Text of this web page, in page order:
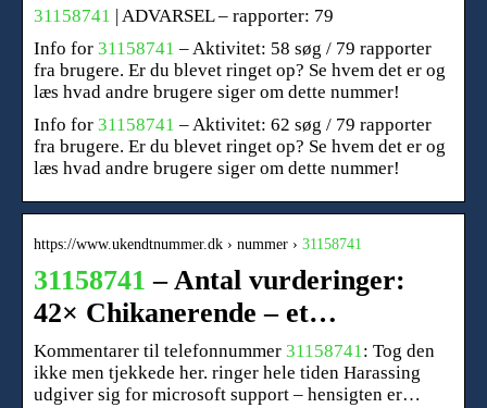
31158741 | ADVARSEL – rapporter: 79
Info for 31158741 – Aktivitet: 58 søg / 79 rapporter
fra brugere. Er du blevet ringet op? Se hvem det er og
læs hvad andre brugere siger om dette nummer!
Info for 31158741 – Aktivitet: 62 søg / 79 rapporter
fra brugere. Er du blevet ringet op? Se hvem det er og
læs hvad andre brugere siger om dette nummer!
https://www.ukendtnummer.dk › nummer › 31158741
31158741 – Antal vurderinger:
42× Chikanerende – et…
Kommentarer til telefonnummer 31158741 : Tog den
ikke men tjekkede her. ringer hele tiden Harassing
udgiver sig for microsoft support – hensigten er…